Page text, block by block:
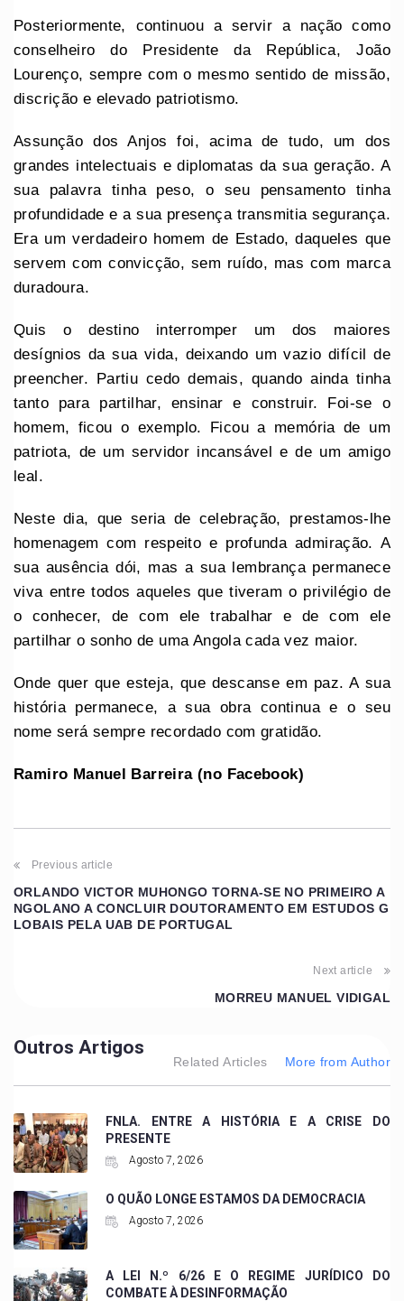
Posteriormente, continuou a servir a nação como
conselheiro do Presidente da República, João
Lourenço, sempre com o mesmo sentido de missão,
discrição e elevado patriotismo.
Assunção dos Anjos foi, acima de tudo, um dos
grandes intelectuais e diplomatas da sua geração. A
sua palavra tinha peso, o seu pensamento tinha
profundidade e a sua presença transmitia segurança.
Era um verdadeiro homem de Estado, daqueles que
servem com convicção, sem ruído, mas com marca
duradoura.
Quis o destino interromper um dos maiores
desígnios da sua vida, deixando um vazio difícil de
preencher. Partiu cedo demais, quando ainda tinha
tanto para partilhar, ensinar e construir. Foi-se o
homem, ficou o exemplo. Ficou a memória de um
patriota, de um servidor incansável e de um amigo
leal.
Neste dia, que seria de celebração, prestamos-lhe
homenagem com respeito e profunda admiração. A
sua ausência dói, mas a sua lembrança permanece
viva entre todos aqueles que tiveram o privilégio de
o conhecer, de com ele trabalhar e de com ele
partilhar o sonho de uma Angola cada vez maior.
Onde quer que esteja, que descanse em paz. A sua
história permanece, a sua obra continua e o seu
nome será sempre recordado com gratidão.
Ramiro Manuel Barreira (no Facebook)
Previous article
ORLANDO VICTOR MUHONGO TORNA-SE NO PRIMEIRO A
NGOLANO A CONCLUIR DOUTORAMENTO EM ESTUDOS G
LOBAIS PELA UAB DE PORTUGAL
Next article
MORREU MANUEL VIDIGAL
Outros Artigos
Related Articles More from Author
FNLA. ENTRE A HISTÓRIA E A CRISE DO
PRESENTE
Agosto 7, 2026
O QUÃO LONGE ESTAMOS DA DEMOCRACIA
Agosto 7, 2026
A LEI N.º 6/26 E O REGIME JURÍDICO DO
COMBATE À DESINFORMAÇÃO